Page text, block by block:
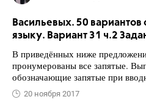
Васильевых. 50 вариантов
языку. Вариант 31 ч.2
В приведённых ниже
пронумерованы все запятые.
обозначающие запятые при
20 ноября 2017